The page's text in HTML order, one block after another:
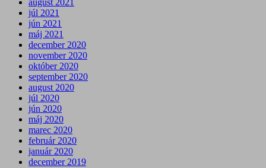
august 2021
júl 2021
jún 2021
máj 2021
december 2020
november 2020
október 2020
september 2020
august 2020
júl 2020
jún 2020
máj 2020
marec 2020
február 2020
január 2020
december 2019